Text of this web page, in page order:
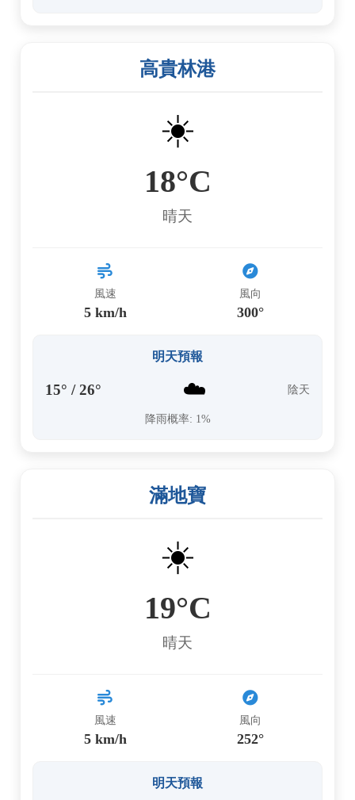
高貴林港
☀️
18°C
晴天
風速
5 km/h
風向
300°
明天預報
15° / 26° ☁️ 陰天
降雨概率: 1%
滿地寶
☀️
19°C
晴天
風速
5 km/h
風向
252°
明天預報